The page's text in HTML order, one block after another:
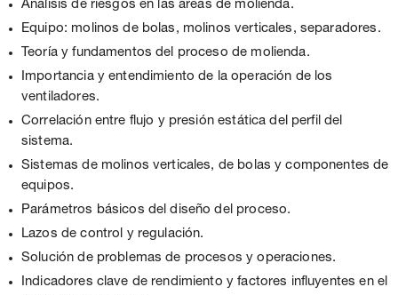
Análisis de riesgos en las áreas de molienda.
Equipo: molinos de bolas, molinos verticales, separadores.
Teoría y fundamentos del proceso de molienda.
Importancia y entendimiento de la operación de los
ventiladores.
Correlación entre flujo y presión estática del perfil del
sistema.
Sistemas de molinos verticales, de bolas y componentes de
equipos.
Parámetros básicos del diseño del proceso.
Lazos de control y regulación.
Solución de problemas de procesos y operaciones.
Indicadores clave de rendimiento y factores influyentes en el